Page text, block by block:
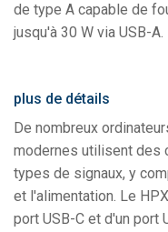
de type A capable de
jusqu'à 30 W via USB-A.
plus de détails
De nombreux
modernes utilisent des
types de signaux, y
et l'alimentation. Le
port USB-C et d'un port